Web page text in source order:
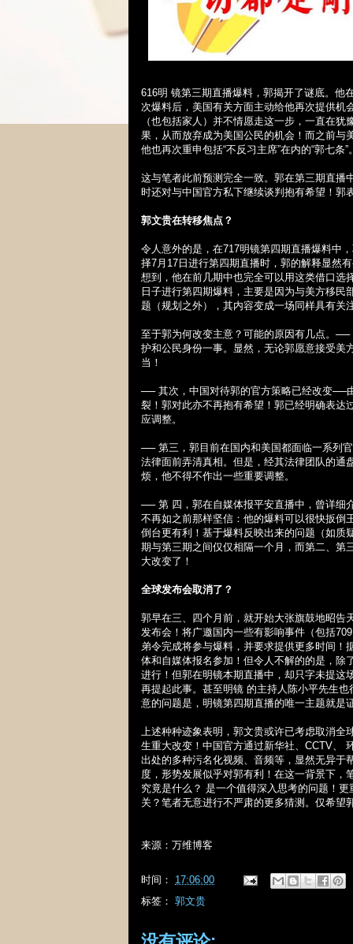
616明 镜第三期直播爆料，郭揭开了谜底。他
次爆料后，美国有关方面主动给他再次提供机
（也包括家人）并不情愿走这一步，一直在
果，从而放弃成为美国公民的机会！而之前与
他也再次重申包括“不反习主席”在内的“郭七条”
这与笔者此前预测完全一致。郭在第三期直播
时还对与中国官方私下继续谈判抱有希望！
郭文贵在转移焦点？
令人意外的是，在717明镜第四期直播爆料中
择7月 17 日进行第四期直播时，郭的解释显然
想到，他在前几期中也完全可以用这类借口选
日子进行第四期爆料，主要是因为与美方移
题（规划之外），其内容变成一场同样具有关
至于郭为何改变主意？可能的原因有几点。 ──
护和公民身份一事。显然，无论郭愿意接受美
当！
── 其次，中国对待郭的官方策略已经改变──
裂！郭对此亦不再抱有希望！郭已经明确表达
应调整。
── 第三，郭目前在国内和美国都面临一系列
法律面前弄清真相。但是，经其法律团队的通
烦，他不得不作出一些重要调整。
── 第 四，郭在自媒体报平安直播中，曾详细
不再如之前那样坚信：他的爆料可以很快扳倒
倒台更有利！基于爆料反映出来的问题（如质
期与第三期之间仅仅相隔一个月，而第二、第
大改变了！
全球发布会取消了？
郭早在三、四个月前，就开始大张旗鼓地昭告
发布会！将广邀国内一些有影响事件（包括709
弟令完成将参与爆料，并要求提供更多时间
体和自媒体报名参加！但令人不解的的是，
进行！但郭在明镜本期直播中，却只字未提这
再提起此事。甚至明镜 的主持人陈小平先生
意的问题是，明镜第四期直播的唯一主题就是
上述种种迹象表明，郭文贵或许已考虑取消全
生重大改变！中国官方通过新华社、 CCTV、
出处的多种污名化视频、音频等，显然无异于
度，形势发展似乎对郭有利！在这一背景下，
究竟是什么？ 是一个值得深入思考的问题！
关？笔者无意进行不严肃的更多猜测。仅希
来源：万维博客
时间： 17:06:00
标签： 郭文贵